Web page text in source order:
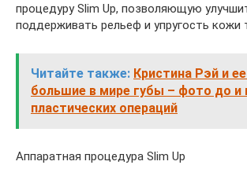
процедуру Slim Up, позволяющую
поддерживать рельеф и упругость кожи
Читайте также: Кристина Рэй и
большие в мире губы – фото до и
пластических операций
Аппаратная процедура Slim Up